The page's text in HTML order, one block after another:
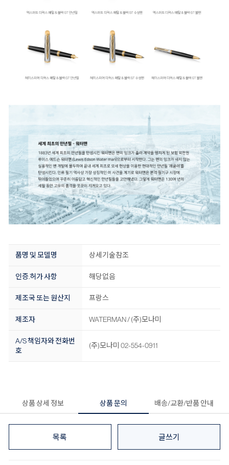
품명 및 모델명 상세기술참조
인증.허가 사항 해당없음
제조국 또는 원산지 프랑스
제조자 WATERMAN / (주)모나미
A/S 책임자와 전화번
호
(주)모나미 02-554-0911
상품 상세 정보 상품 문의 배송/교환/반품 안내
목록 글쓰기